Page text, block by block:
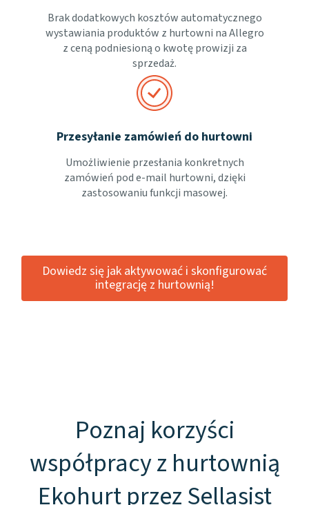
Brak dodatkowych kosztów automatycznego
wystawiania produktów z hurtowni na Allegro
z ceną podniesioną o kwotę prowizji za
sprzedaż.
Przesyłanie zamówień do hurtowni
Umożliwienie przesłania konkretnych
zamówień pod e-mail hurtowni, dzięki
zastosowaniu funkcji masowej.
Dowiedz się jak aktywować i skonfigurować
integrację z hurtownią!
Poznaj korzyści
współpracy z hurtownią
Ekohurt przez Sellasist